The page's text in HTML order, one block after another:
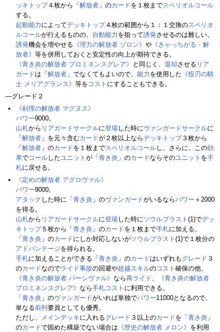
ッキトップ４枚から「 解放者 」のカードを１枚までスペリオルコール
する。
起動能力 によってデッキトップ４枚の範囲から１：１交換のスペリオ
ルコールが行えるものの、 自動能力 を狙って誘発させるのは難しい。
誘発機会を増やせる 《理力の解放者 ゾロン》 や 《きゃっちがる・解
放者》 等を併用しておくと安定性の向上が期待できる。
《青き炎の解放者 プロミネンスグレア》 と同じく、 退却させる リア
ガードは「 解放者 」でなくてもよいので、 能力 を使用した 《投刃の騎
士 メリアグランス》 等を コスト にすることもできる。
―グレード２
《剣理の解放者 マグヌス》
パワー9000。
山札から リアガードサークルに登場した時にヴァンガードサークルに
「 解放者 」を元々含むカードが２枚以上ならデッキトップ３枚から
「 解放者 」のカードを１枚までスペリオルコールし、さらに、この効
果でコールしたユニット が「 青き炎 」のカードならそのユニット を手
札に戻せる。
《定めの解放者 アグロヴァル》
パワー9000。
アタック した時に「 青き炎 」のヴァンガードがいるならパワー ＋2000
を得る。
山札から リアガードサークルに登場した時に ソウルブラスト (1)でデッ
キトップ５枚から「 青き炎 」のカードを１枚まで手札に加える。
「 青き炎 」のカードにしか対応しないがソウルブラスト (1)で１枚分の
アドバンテージを得られる。
手札に加えることができる「 青き炎 」のカードはいずれも グレード ３
のカードなのでライド事故の回避や超越スキルのコスト 確保の他、
《青き炎の解放者 パーシヴァル》 なら再ライド、
《青き炎の解放者
プロミネンスグレア》 なら手札コスト に利用できる。
「 青き炎 」のヴァンガードがいれば単独でパワー11000となるので、
単なる前列 要員としても優秀。
ただし、
メインデッキに入れるグレード ３以上のカードを「 青き炎 」
のカードで固めた構築でない場合は 《歴史の解放者 メロン》 を利用